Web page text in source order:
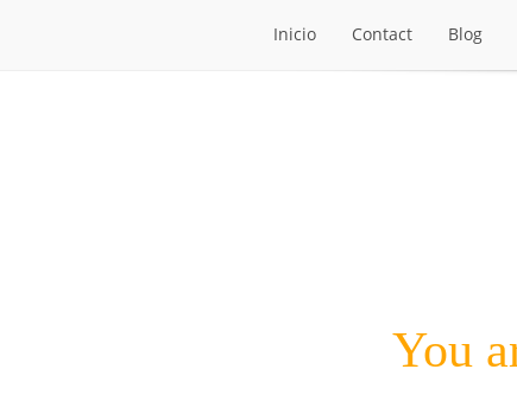
Inicio Contact Blog
You